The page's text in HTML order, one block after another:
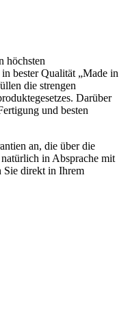
höchsten
bester Qualität „Made in
die strengen
Darüber
und besten
an, die über die
in Absprache mit
Sie direkt in Ihrem